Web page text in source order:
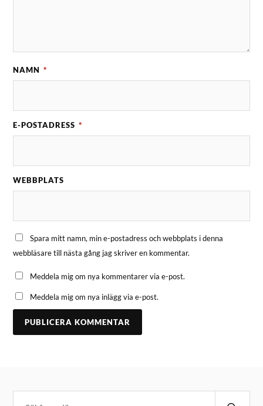
NAMN *
E-POSTADRESS *
WEBBPLATS
Spara mitt namn, min e-postadress och webbplats i denna
webbläsare till nästa gång jag skriver en kommentar.
Meddela mig om nya kommentarer via e-post.
Meddela mig om nya inlägg via e-post.